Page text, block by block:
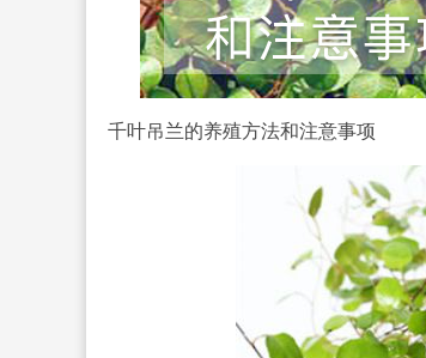
千叶吊兰的养殖方法和注意事项